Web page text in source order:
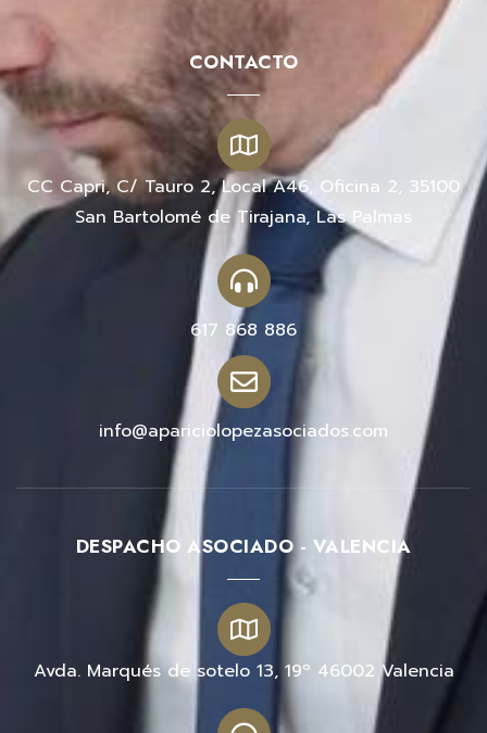
CONTACTO
CC Capri, C/ Tauro 2, Local A46, Oficina 2, 35100
San Bartolomé de Tirajana, Las Palmas
617 868 886
info@apariciolopezasociados.com
DESPACHO ASOCIADO - VALENCIA
Avda. Marqués de sotelo 13, 19º 46002 Valencia